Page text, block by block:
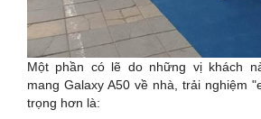
Một phần có lẽ do những vị khách
mang Galaxy A50 về nhà, trải nghiệm
trọng hơn là: